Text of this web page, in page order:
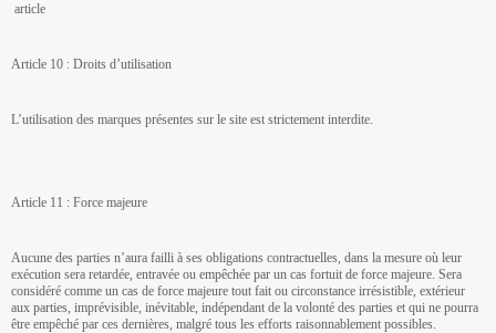
article
Article 10 : Droits d’utilisation
L’utilisation des marques présentes sur le site est strictement interdite.
Article 11 : Force majeure
Aucune des parties n’aura failli à ses obligations contractuelles, dans la mesure où leur
exécution sera retardée, entravée ou empêchée par un cas fortuit de force majeure. Sera
considéré comme un cas de force majeure tout fait ou circonstance irrésistible, extérieur
aux parties, imprévisible, inévitable, indépendant de la volonté des parties et qui ne pourra
être empêché par ces dernières, malgré tous les efforts raisonnablement possibles.